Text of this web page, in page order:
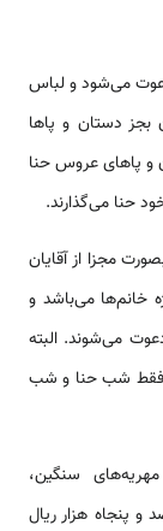
می‌شود و لباس
دستان و پاها
پاهای عروس حنا
حنا می‌گذارند.
مجزا از آقایان
خانم‌ها می‌باشد و
می‌شوند. البته
فقط شب حنا و شب
سنگین،
و پنجاه هزار ریال